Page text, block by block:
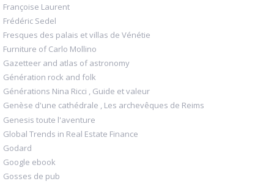
Françoise Laurent
Frédéric Sedel
Fresques des palais et villas de Vénétie
Furniture of Carlo Mollino
Gazetteer and atlas of astronomy
Génération rock and folk
Générations Nina Ricci , Guide et valeur
Genèse d'une cathédrale , Les archevêques de Reims
Genesis toute l'aventure
Global Trends in Real Estate Finance
Godard
Google ebook
Gosses de pub